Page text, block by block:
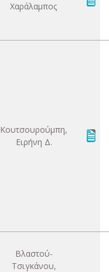
Χαράλαμπος
Κουτσουρούμπη,
Ειρήνη Δ.
Βλαστού-
Τσιγκάνου,